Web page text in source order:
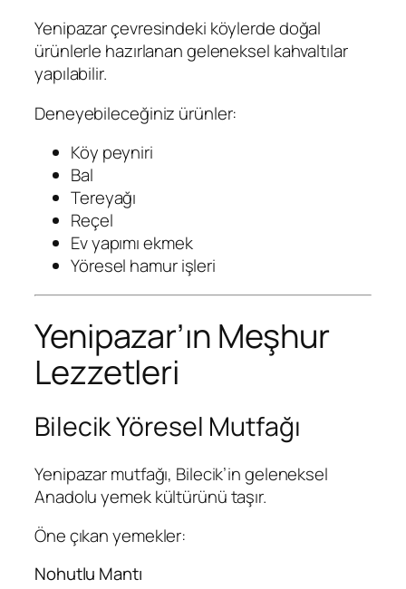
Yenipazar çevresindeki köylerde doğal
ürünlerle hazırlanan geleneksel kahvaltılar
yapılabilir.
Deneyebileceğiniz ürünler:
Köy peyniri
Bal
Tereyağı
Reçel
Ev yapımı ekmek
Yöresel hamur işleri
Yenipazar’ın Meşhur
Lezzetleri
Bilecik Yöresel Mutfağı
Yenipazar mutfağı, Bilecik’in geleneksel
Anadolu yemek kültürünü taşır.
Öne çıkan yemekler:
Nohutlu Mantı